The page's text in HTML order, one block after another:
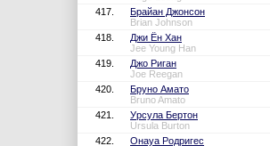
417.
Брайан Джонсон
Brian Johnson
418.
Джи Ён Хан
Jee Young Han
419.
Джо Риган
Joe Reegan
420.
Бруно Амато
Bruno Amato
421.
Урсула Бертон
Ursula Burton
422.
Онауа Родригес